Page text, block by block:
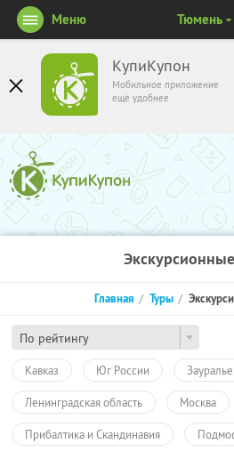
КупиКупон
Мобильное приложение
ещё удобнее
Меню Тюмень
По рейтингу
Главная Туры
Кавказ Юг России Зауралье
Ленинградская область Москва
Прибалтика и Скандинавия